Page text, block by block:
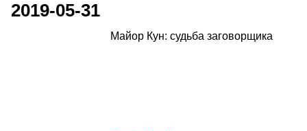
2019-05-31
Майор Кун: судьба заговорщика